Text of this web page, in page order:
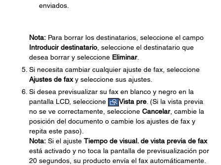
enviados.
Nota: Para borrar los destinatarios, seleccione el campo
Introducir destinatario , seleccione el destinatario que
desea borrar y seleccione Eliminar.
Si necesita cambiar cualquier ajuste de fax, seleccione
Ajustes de faxy seleccione sus ajustes.
Si desea previsualizar su fax en blanco y negro en la
pantalla LCD, seleccione
Vista pre . (Si la vista previa
no se ve correctamente, seleccione Cancelar, cambie la
posición del documento o cambie los ajustes de fax y
repita este paso).
Nota: Si el ajuste Tiempo de visual. de vista previa de fax
está activado y no toca la pantalla de previsualización por
20 segundos, su producto envía el fax automáticamente.